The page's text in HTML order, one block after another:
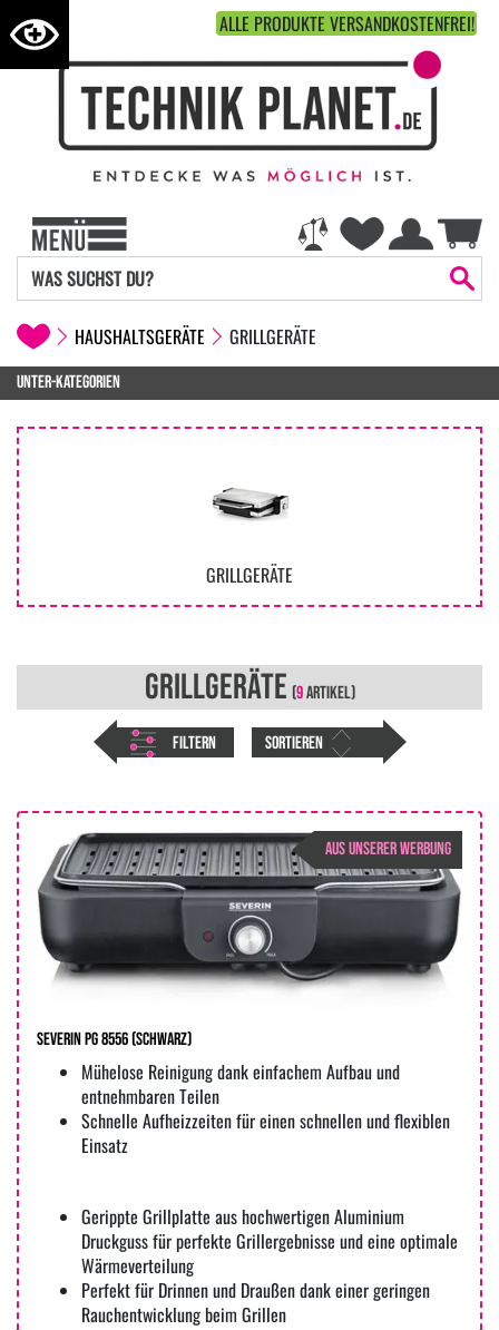
ALLE PRODUKTE VERSANDKOSTENFREI!
HAUSHALTSGERÄTE GRILLGERÄTE
UNTER-KATEGORIEN
GRILLGERÄTE
FILTERN
GRILLGERÄTE (9ARTIKEL)
SORTIEREN
AUS UNSERER WERBUNG
Severin PG 8556 (Schwarz)
Mühelose Reinigung dank einfachem Aufbau und
entnehmbaren Teilen
Schnelle Aufheizzeiten für einen schnellen und flexiblen
Einsatz
Gerippte Grillplatte aus hochwertigen Aluminium
Druckguss für perfekte Grillergebnisse und eine optimale
Wärmeverteilung
Perfekt für Drinnen und Draußen dank einer geringen
Rauchentwicklung beim Grillen